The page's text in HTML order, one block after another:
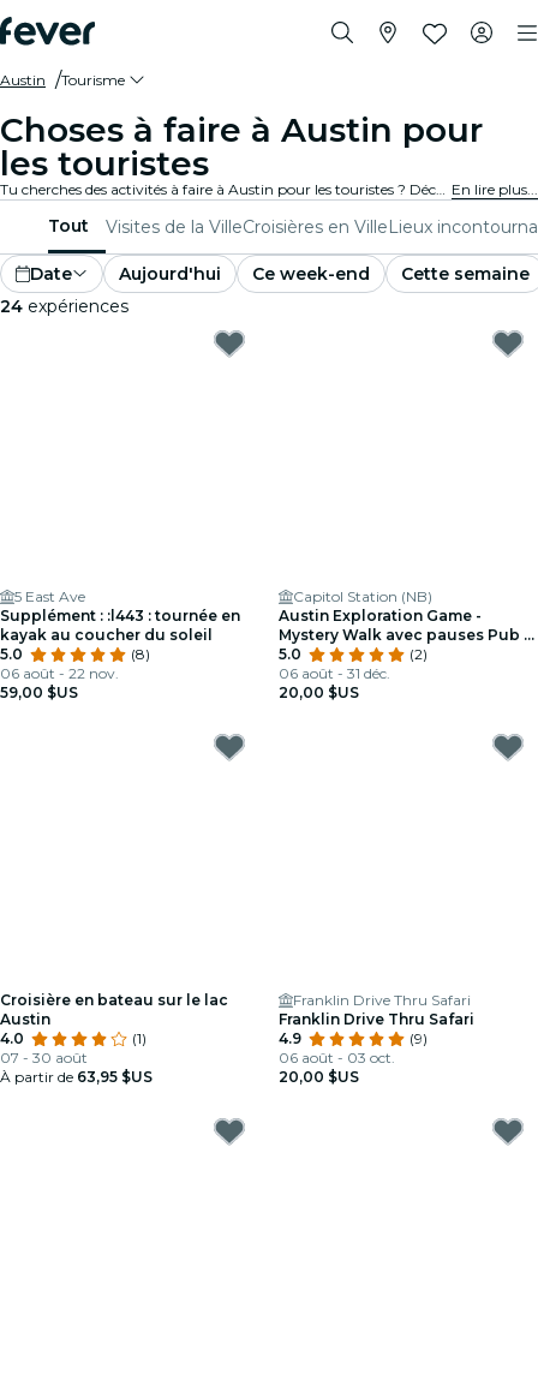
Austin Tourisme
Choses à faire à Austin pour
les touristes
Tu cherches des activités à faire à Austin pour les touristes ? Découvre Austin une aventure à la fois avec ces expériences passionnantes spécialement conçues pour les touristes. Découvre les meilleures choses à faire ! En lire plus...
Tout Visites de la VilleCroisières en VilleLieux
Date Aujourd'hui Ce week-end
Cette semaine
24 expériences
5 East Ave
Supplément : :l443 : tournée en
kayak au coucher du soleil
5.0
(8)
06 août - 22 nov.
59,00 $US
Capitol Station (NB)
Austin Exploration Game -
Mystery Walk avec pauses Pub &
Café
5.0
(2)
06 août - 31 déc.
20,00 $US
Croisière en bateau sur le lac
Austin
4.0
(1)
07 - 30 août
À partir de 63,95 $US
Franklin Drive Thru Safari
Franklin Drive Thru Safari
4.9
(9)
06 août - 03 oct.
20,00 $US